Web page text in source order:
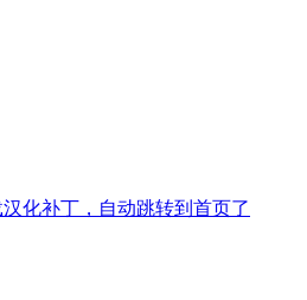
化补丁，自动跳转到首页了